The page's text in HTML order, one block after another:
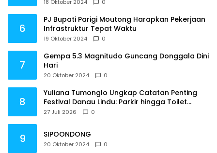
18 Oktober 2024 0
6
PJ Bupati Parigi Moutong Harapkan Pekerjaan
Infrastruktur Tepat Waktu
19 Oktober 2024 0
7
Gempa 5.3 Magnitudo Guncang Donggala Dini
Hari
20 Oktober 2024 0
8
Yuliana Tumonglo Ungkap Catatan Penting
Festival Danau Lindu: Parkir hingga Toilet
Harus Jadi Prioritas
27 Juli 2026 0
9 SIPOONDONG
20 Oktober 2024 0